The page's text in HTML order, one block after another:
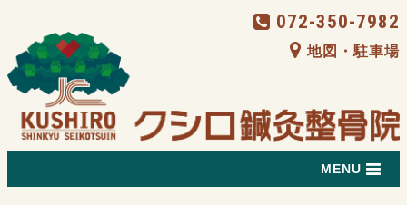
072-350-7982
地図・駐車場
MENU